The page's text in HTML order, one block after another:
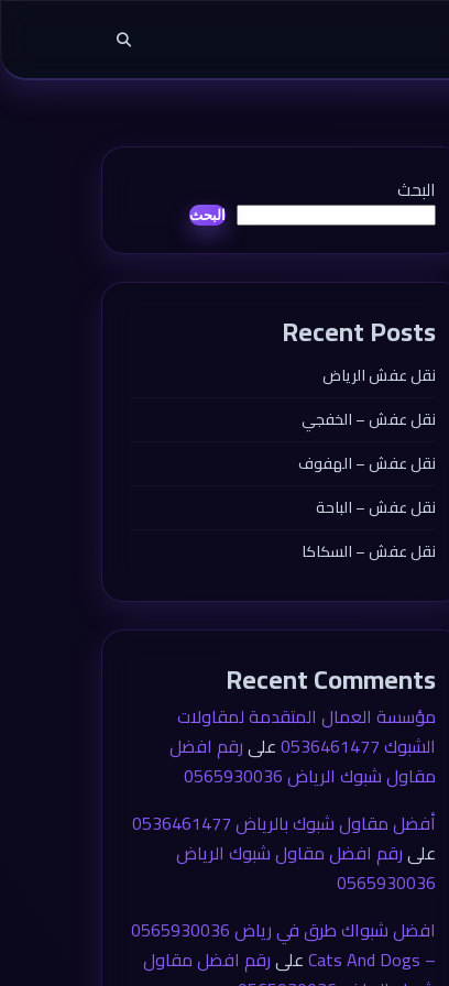
البحث
البحث
Recent Posts
نقل عفش الرياض
نقل عفش – الخفجي
نقل عفش – الهفوف
نقل عفش – الباحة
نقل عفش – السكاكا
Recent Comments
مؤسسة العمال المتقدمة لمقاولات
الشبوك 0536461477
علىرقم افضل
مقاول شبوك الرياض 0565930036
أفضل مقاول شبوك بالرياض 0536461477
علىرقم افضل مقاول شبوك الرياض
0565930036
افضل شبواك طرق في رياض 0565930036
– Cats And Dogs
علىرقم افضل مقاول